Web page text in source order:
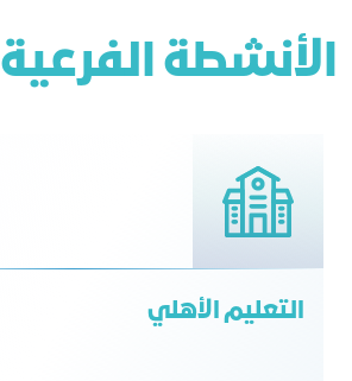
الأنشطة الفرعية
التعليم الأهلي